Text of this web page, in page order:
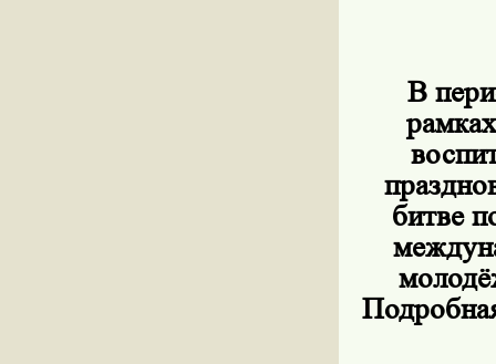
В
битве